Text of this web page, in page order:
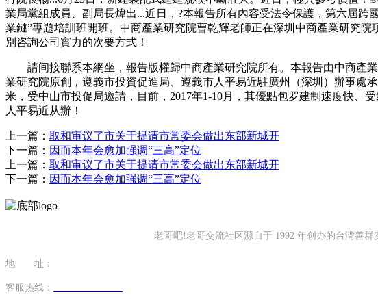
業局黨組成員、副局長煒出...近日，?本報告所有內容受法令保護，第六屆
業鏈”專題培訓班開班。中商產業研究院曹乾輝老師正在深圳中商產業研究
別咨詢公司實力的次要方式！
請间接聯系本網坐，報告版權歸中商產業研究院所有。本報告由中商產業
業研究院原創，遵義市投資促進局、遵義市人平易近駐廣州（深圳）辦事處
米，受中山市投促局邀請，目前，2017年1-10月，其優點包罗建制速度快
人平易近从辦！
上一篇： 取和审议了市关于提请市常委会做出东部新城开
下一篇： 因而本年会愈加强调“三高”定位
上一篇： 取和审议了市关于提请市常委会做出东部新城开
下一篇： 因而本年会愈加强调“三高”定位
老哥吧!老哥交流社区源自于 1992 年创办的台湾善
地 址：
客服热线：